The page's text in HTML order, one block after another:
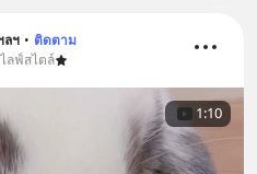
ลฯ • ติดตาม
ลฟ์สไตล์
1:10